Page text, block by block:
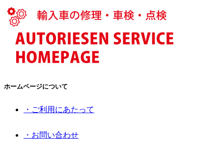
ホームページについて
・ご利用にあたって
・お問い合わせ